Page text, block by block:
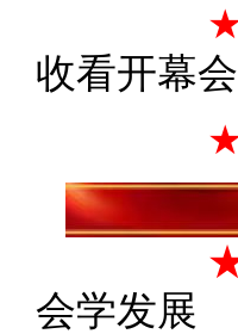
收看开幕
会学发展